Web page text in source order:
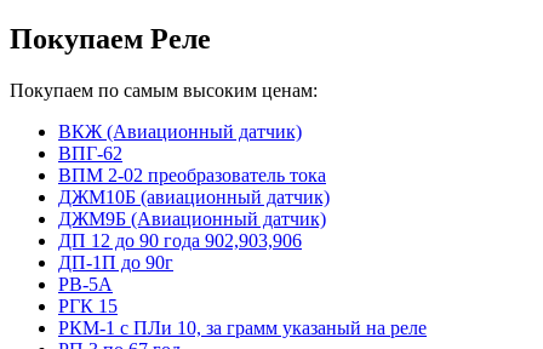
Покупаем Реле
Покупаем по самым высоким ценам:
ВКЖ (Авиационный датчик)
ВПГ-62
ВПМ 2-02 преобразователь тока
ДЖМ10Б (авиационный датчик)
ДЖМ9Б (Авиационный датчик)
ДП 12 до 90 года 902,903,906
ДП-1П до 90г
РВ-5А
РГК 15
РКМ-1 с ПЛи 10, за грамм указаный на реле